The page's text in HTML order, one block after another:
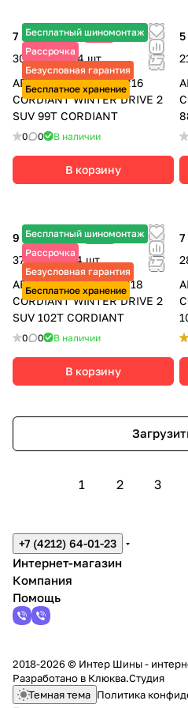
Бесплатный шиномонтаж
Рассрочка
Безусловная гарантия
Бесплатное хранение
7 560 ₽8 220 ₽ -8%
30 240 ₽ за 4 шт.
АВТОШИНЫ 205/65 R16
CORDIANT WINTER DRIVE 2
SUV 99T CORDIANT
0 0 В наличии
В корзину
Бесплатный шиномонтаж
Рассрочка
Безусловная гарантия
Бесплатное хранение
9 395 ₽9 890 ₽ -5%
37 580 ₽ за 4 шт.
АВТОШИНЫ 225/55 R18
CORDIANT WINTER DRIVE 2
SUV 102T CORDIANT
0 0 В наличии
В корзину
7
1 2 3
+7 (4212) 64-01-23
Интернет-магазин
Компания
Помощь
2018-2026 © Интер Шины -
Разработано в Клюква.Студия
Темная тема Политика